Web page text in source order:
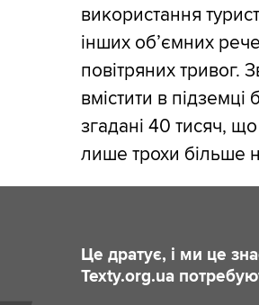
використання
інших об’ємних
повітряних тривог.
вмістити в
згадані 40 тисяч,
лише трохи більше
Це дратує, і ми це
Texty.org.ua